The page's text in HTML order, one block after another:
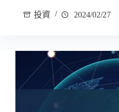
投資 2024/02/27